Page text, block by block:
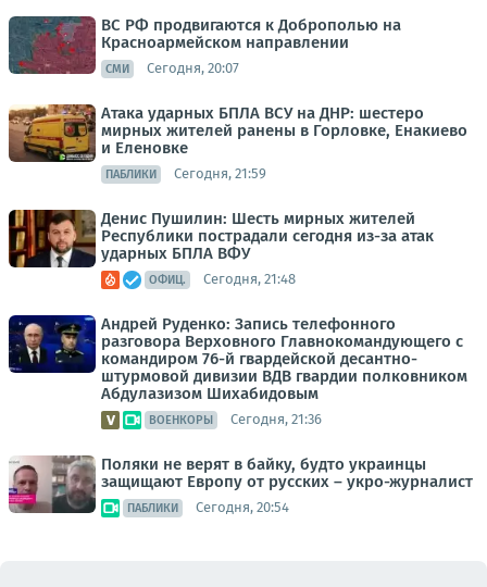
ВС РФ продвигаются к Доброполью на
Красноармейском направлении
СМИ Сегодня, 20:07
Атака ударных БПЛА ВСУ на ДНР: шестеро
мирных жителей ранены в Горловке, Енакиево
и Еленовке
ПАБЛИКИ Сегодня, 21:59
Денис Пушилин: Шесть мирных жителей
Республики пострадали сегодня из-за атак
ударных БПЛА ВФУ
ОФИЦ. Сегодня, 21:48
Андрей Руденко: Запись телефонного
разговора Верховного Главнокомандующего с
командиром 76-й гвардейской десантно-
штурмовой дивизии ВДВ гвардии полковником
Абдулазизом Шихабидовым
ВОЕНКОРЫ Сегодня, 21:36
Поляки не верят в байку, будто украинцы
защищают Европу от русских – укро-журналист
ПАБЛИКИ Сегодня, 20:54